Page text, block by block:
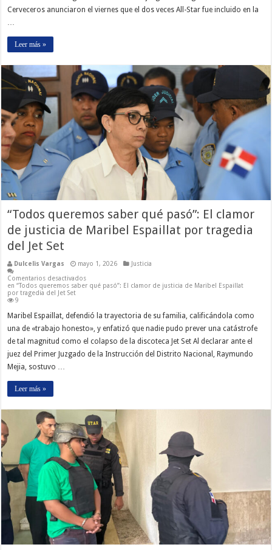
Cerveceros anunciaron el viernes que el dos veces All-Star fue incluido en la
…
Leer más »
“Todos queremos saber qué pasó”: El clamor
de justicia de Maribel Espaillat por tragedia
del Jet Set
Dulcelis Vargas mayo 1, 2026
Justicia
Comentarios desactivados
en “Todos queremos saber qué pasó”: El clamor de justicia de Maribel Espaillat
por tragedia del Jet Set
9
Maribel Espaillat, defendió la trayectoria de su familia, calificándola como
una de «trabajo honesto», y enfatizó que nadie pudo prever una catástrofe
de tal magnitud como el colapso de la discoteca Jet Set Al declarar ante el
juez del Primer Juzgado de la Instrucción del Distrito Nacional, Raymundo
Mejia, sostuvo …
Leer más »